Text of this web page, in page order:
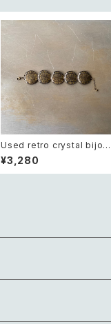
Used retro crystal bijou
antique design bracelet
レトロ ユーズド アクセサリー
クリスタル ビジュー アンティ
¥3,280